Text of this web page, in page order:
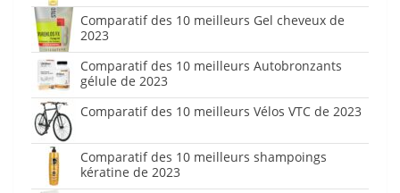
Comparatif des 10 meilleurs Gel cheveux de
2023
Comparatif des 10 meilleurs Autobronzants
gélule de 2023
Comparatif des 10 meilleurs Vélos VTC de 2023
Comparatif des 10 meilleurs shampoings
kératine de 2023